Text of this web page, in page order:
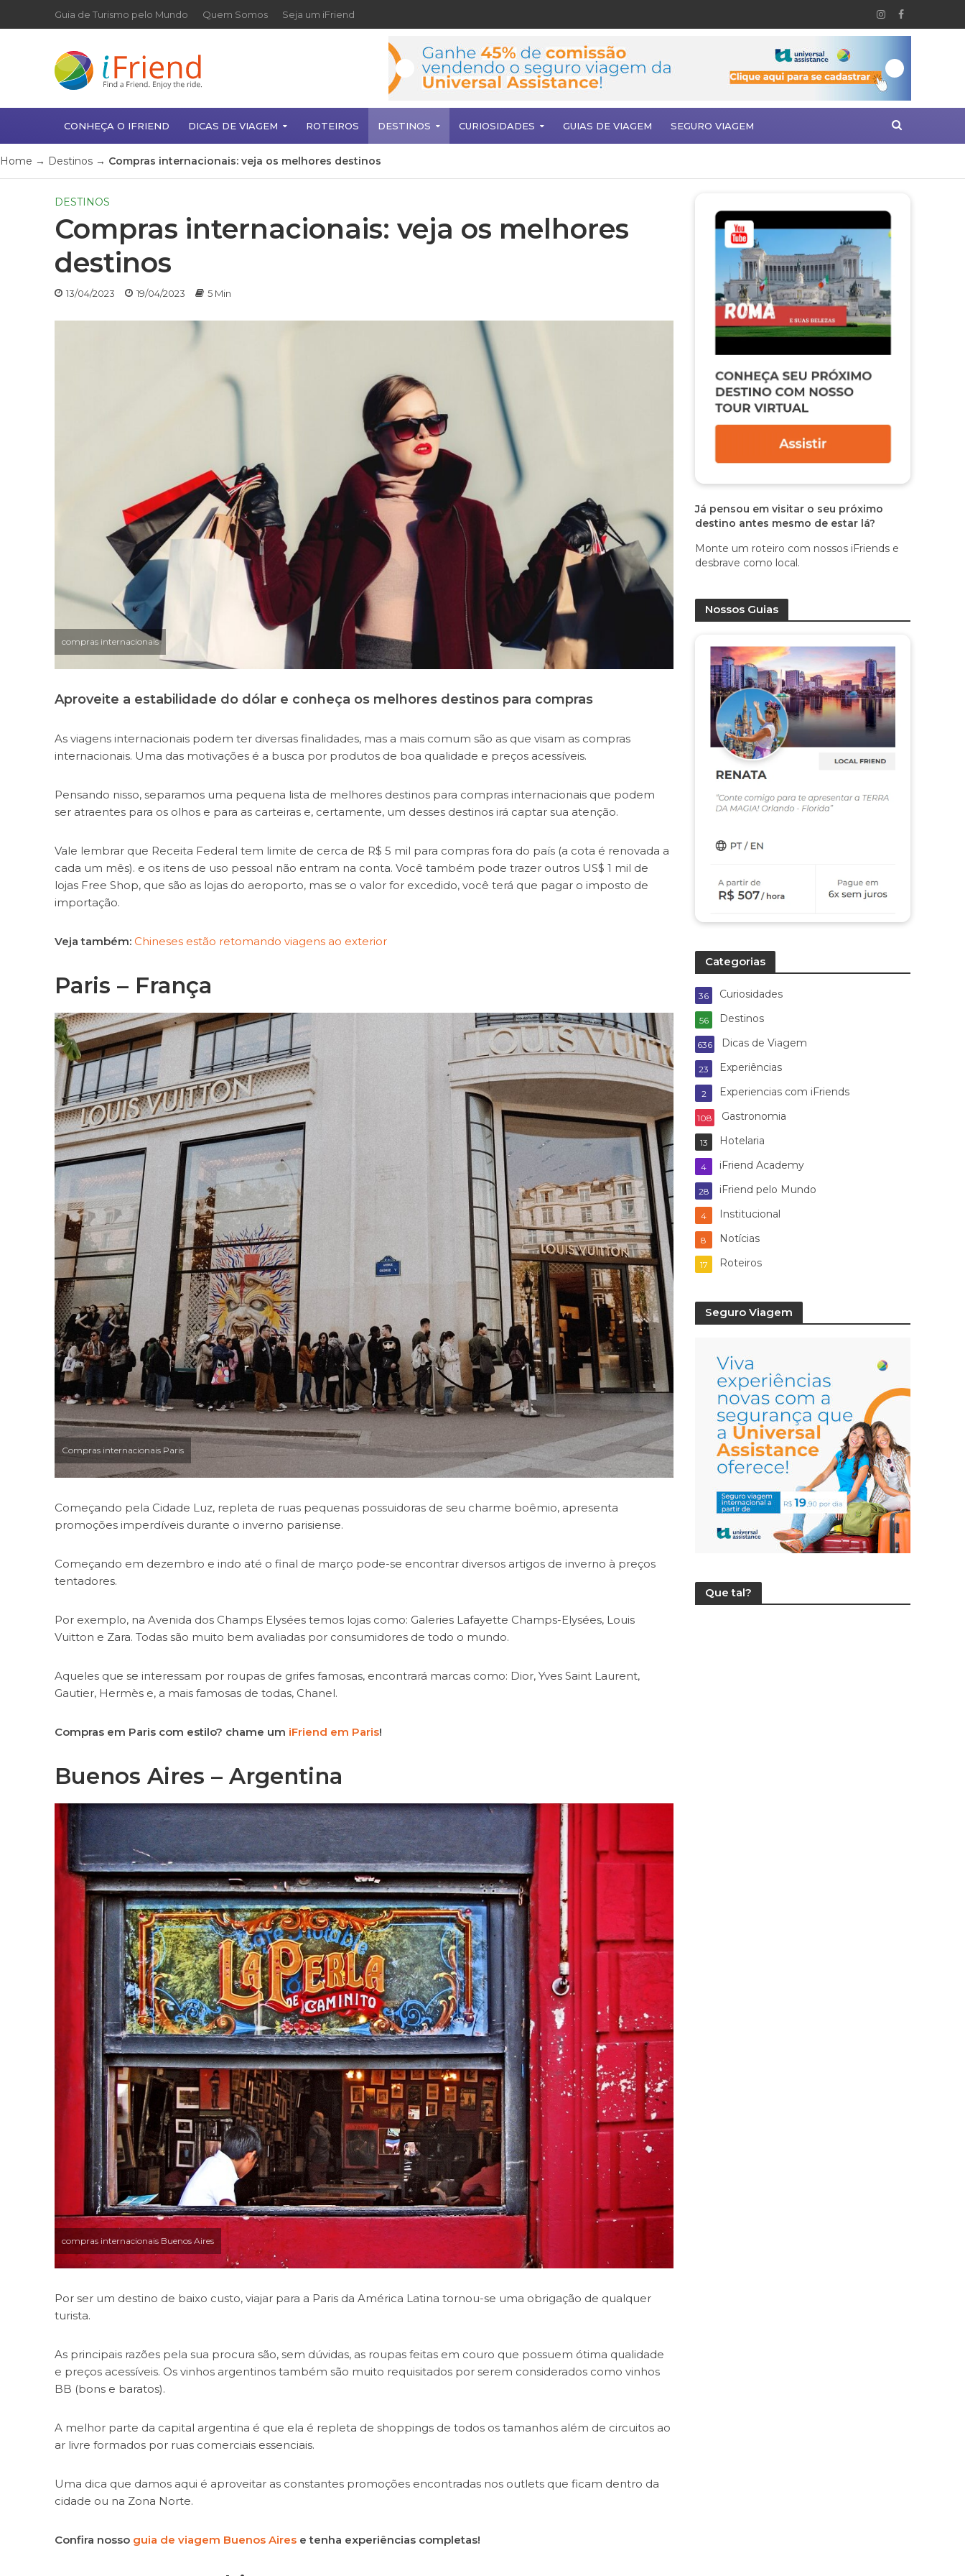
Guia de Turismo pelo Mundo Quem Somos Seja um iFriend
CONHEÇA O IFRIEND DICAS DE VIAGEM ROTEIROS DESTINOS CURIOSIDADES GUIAS DE VIAGEM SEGURO VIAGEM
Home → Destinos → Compras internacionais: veja os melhores destinos
DESTINOS
Compras internacionais: veja os melhores
destinos
13/04/2023 19/04/2023 5 Min
compras internacionais
Aproveite a estabilidade do dólar e conheça os melhores destinos para compras
As viagens internacionais podem ter diversas finalidades, mas a mais comum são as que visam as compras
internacionais. Uma das motivações é a busca por produtos de boa qualidade e preços acessíveis.
Pensando nisso, separamos uma pequena lista de melhores destinos para compras internacionais que podem
ser atraentes para os olhos e para as carteiras e, certamente, um desses destinos irá captar sua atenção.
Vale lembrar que Receita Federal tem limite de cerca de R$ 5 mil para compras fora do país (a cota é renovada a
cada um mês). e os itens de uso pessoal não entram na conta. Você também pode trazer outros US$ 1 mil de
lojas Free Shop, que são as lojas do aeroporto, mas se o valor for excedido, você terá que pagar o imposto de
importação.
Veja também: Chineses estão retomando viagens ao exterior
Paris – França
Compras internacionais Paris
Começando pela Cidade Luz, repleta de ruas pequenas possuidoras de seu charme boêmio, apresenta
promoções imperdíveis durante o inverno parisiense.
Começando em dezembro e indo até o final de março pode-se encontrar diversos artigos de inverno à preços
tentadores.
Por exemplo, na Avenida dos Champs Elysées temos lojas como: Galeries Lafayette Champs-Elysées, Louis
Vuitton e Zara. Todas são muito bem avaliadas por consumidores de todo o mundo.
Aqueles que se interessam por roupas de grifes famosas, encontrará marcas como: Dior, Yves Saint Laurent,
Gautier, Hermès e, a mais famosas de todas, Chanel.
Compras em Paris com estilo? chame um iFriend em Paris!
Buenos Aires – Argentina
compras internacionais Buenos Aires
Por ser um destino de baixo custo, viajar para a Paris da América Latina tornou-se uma obrigação de qualquer
turista.
As principais razões pela sua procura são, sem dúvidas, as roupas feitas em couro que possuem ótima qualidade
e preços acessíveis. Os vinhos argentinos também são muito requisitados por serem considerados como vinhos
BB (bons e baratos).
A melhor parte da capital argentina é que ela é repleta de shoppings de todos os tamanhos além de circuitos ao
ar livre formados por ruas comerciais essenciais.
Uma dica que damos aqui é aproveitar as constantes promoções encontradas nos outlets que ficam dentro da
cidade ou na Zona Norte.
Confira nossoguia de viagem Buenos Airese tenha experiências completas!
Já pensou em visitar o seu próximo
destino antes mesmo de estar lá?
Monte um roteiro com nossos iFriends e
desbrave como local.
Nossos Guias
Categorias
Curiosidades
36
Destinos
56
Dicas de Viagem
636
Experiências
23
Experiencias com iFriends
2
Gastronomia
108
Hotelaria
13
iFriend Academy
4
iFriend pelo Mundo
28
Institucional
4
Notícias
8
Roteiros
17
Seguro Viagem
Que tal?